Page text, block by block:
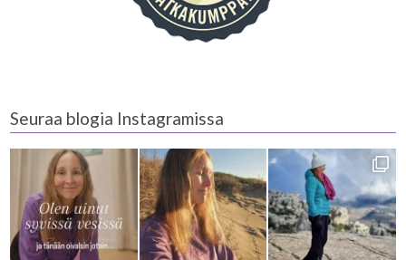
Seuraa blogia Instagramissa